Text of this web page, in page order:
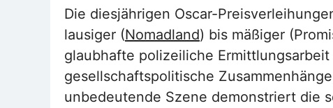
Die diesjährigen Oscar-
lausiger (Nomadland) bis mäßiger
glaubhafte polizeiliche
gesellschaftspolitische
unbedeutende Szene demonstriert die